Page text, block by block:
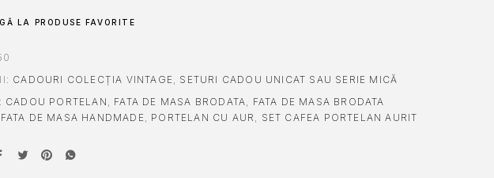
LA PRODUSE FAVORITE
CADOURI COLECȚIA VINTAGE, SETURI CADOU UNICAT SAU SERIE MICĂ
CADOU PORTELAN , FATA DE MASA BRODATA, FATA DE MASA BRODATA
FATA DE MASA HANDMADE, PORTELAN CU AUR , SET CAFEA PORTELAN AURIT